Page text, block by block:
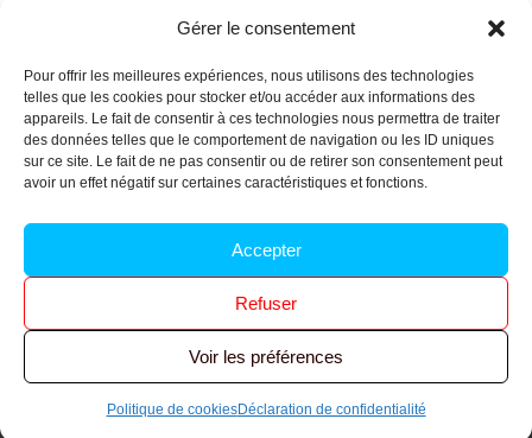
Gérer le consentement
Pour offrir les meilleures expériences, nous utilisons des technologies
telles que les cookies pour stocker et/ou accéder aux informations des
appareils. Le fait de consentir à ces technologies nous permettra de traiter
des données telles que le comportement de navigation ou les ID uniques
sur ce site. Le fait de ne pas consentir ou de retirer son consentement peut
avoir un effet négatif sur certaines caractéristiques et fonctions.
Accepter
Refuser
Voir les préférences
Politique de cookiesDéclaration de confidentialité
Archives n-6
Politique de confidentialité–
© 2026 FNIC CGT – Tous droits réservés.